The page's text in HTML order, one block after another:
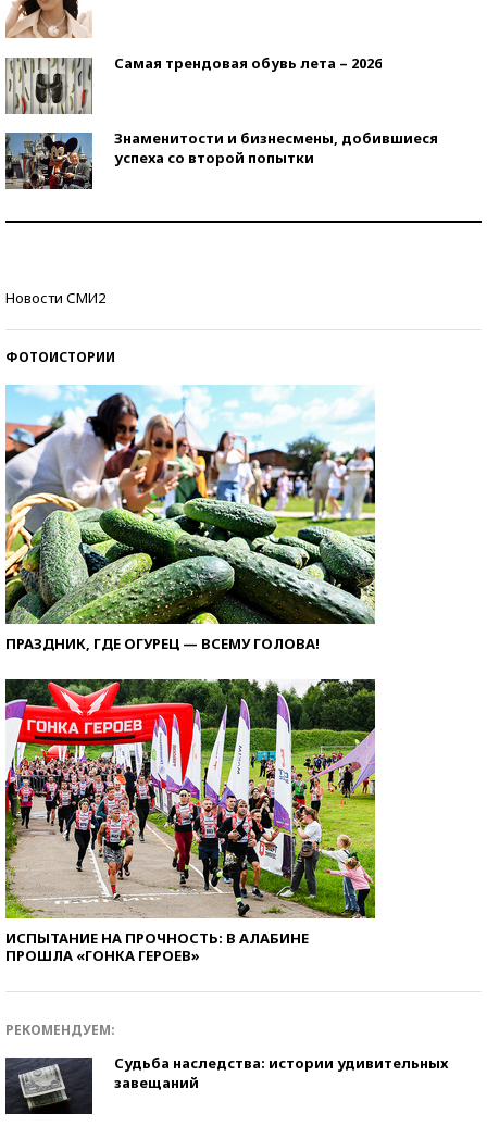
Самая трендовая обувь лета – 2026
Знаменитости и бизнесмены, добившиеся
успеха со второй попытки
Новости СМИ2
ФОТОИСТОРИИ
ПРАЗДНИК, ГДЕ ОГУРЕЦ — ВСЕМУ ГОЛОВА!
ИСПЫТАНИЕ НА ПРОЧНОСТЬ: В АЛАБИНЕ
ПРОШЛА «ГОНКА ГЕРОЕВ»
РЕКОМЕНДУЕМ:
Судьба наследства: истории удивительных
завещаний